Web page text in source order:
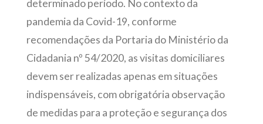
determinado período. No contexto da
pandemia da Covid-19, conforme
recomendações da Portaria do Ministério da
Cidadania nº 54/2020, as visitas domiciliares
devem ser realizadas apenas em situações
indispensáveis, com obrigatória observação
de medidas para a proteção e segurança dos